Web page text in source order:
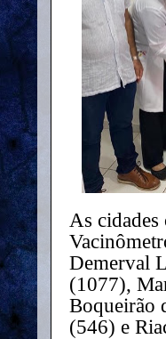
As
Demerval
(1077),
Boqueirão
(546) e